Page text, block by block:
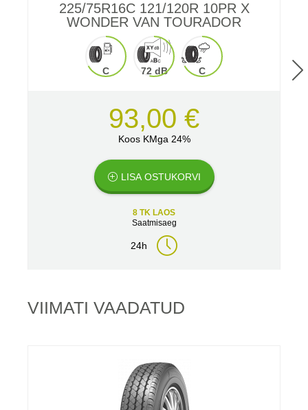
225/75R16C 121/120R 10PR X
WONDER VAN TOURADOR
C 72 dB C
93,00 €
Koos KMga 24%
LISA OSTUKORVI
8 TK LAOS
Saatmisaeg
24h
VIIMATI VAADATUD